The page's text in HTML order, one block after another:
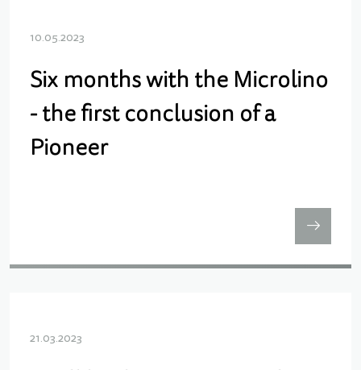
10.05.2023
Six months with the Microlino
- the first conclusion of a
Pioneer
21.03.2023